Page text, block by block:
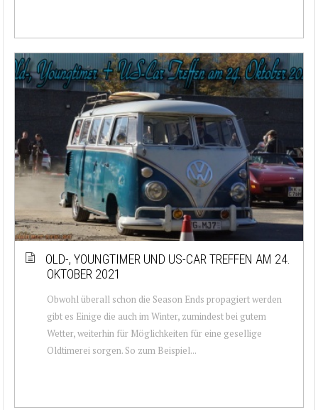
OLD-, YOUNGTIMER UND US-CAR TREFFEN AM 24.
OKTOBER 2021
Obwohl überall schon die Season Ends propagiert werden
gibt es Einige die auch im Winter, zumindest bei gutem
Wetter, weiterhin für Möglichkeiten für eine gesellige
Oldtimerei sorgen. So zum Beispiel...